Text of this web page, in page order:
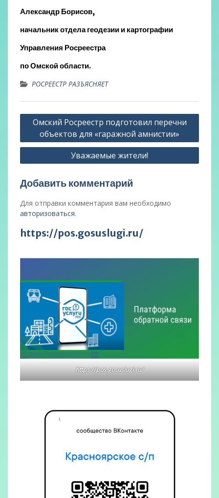
Александр Борисов,
начальник отдела геодезии и картографии
Управления Росреестра
по Омской области.
РОСРЕЕСТР РАЗЪЯСНЯЕТ
Навигация
записям
Омский Росреестр подготовил перечни
объектов для «гаражной амнистии»
Уважаемые жители!
Добавить комментарий
Для отправки комментария вам необходимо
авторизоваться.
https://pos.gosuslugi.ru/
https://pos.gosuslugi.ru/